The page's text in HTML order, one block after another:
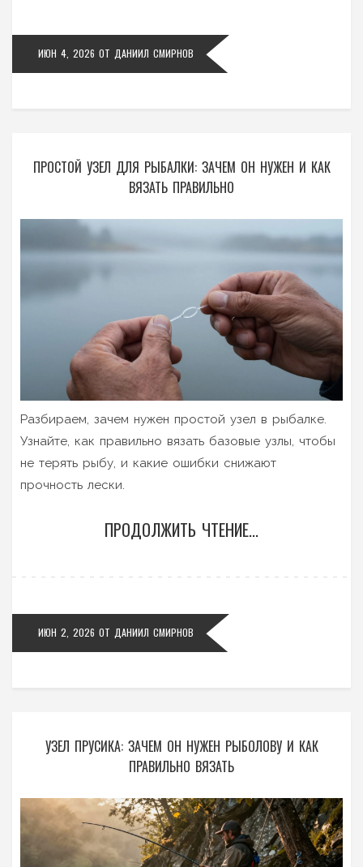
ИЮН 4, 2026 ОТ ДАНИИЛ СМИРНОВ
ПРОСТОЙ УЗЕЛ ДЛЯ РЫБАЛКИ: ЗАЧЕМ ОН НУЖЕН И КАК
ВЯЗАТЬ ПРАВИЛЬНО
Разбираем, зачем нужен простой узел в рыбалке.
Узнайте, как правильно вязать базовые узлы, чтобы
не терять рыбу, и какие ошибки снижают
прочность лески.
ПРОДОЛЖИТЬ ЧТЕНИЕ...
ИЮН 2, 2026 ОТ ДАНИИЛ СМИРНОВ
УЗЕЛ ПРУСИКА: ЗАЧЕМ ОН НУЖЕН РЫБОЛОВУ И КАК
ПРАВИЛЬНО ВЯЗАТЬ